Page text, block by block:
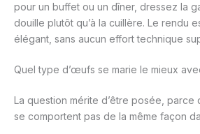
pour un buffet ou un dîner, dressez la
douille plutôt qu’à la cuillère. Le rendu
élégant, sans aucun effort technique
Quel type d’œufs se marie le mieux
La question mérite d’être posée,
se comportent pas de la même façon